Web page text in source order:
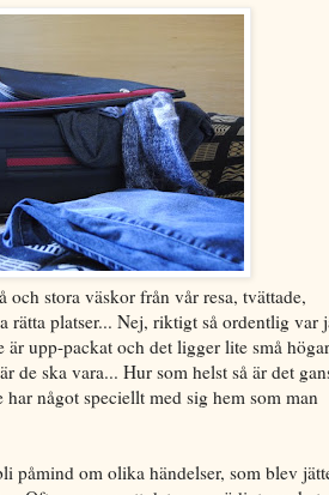
och stora väskor från vår resa, tvättade,
rätta platser... Nej, riktigt så ordentlig var
upp-packat och det ligger lite små
de ska vara... Hur som helst så är det
något speciellt med sig hem som man
påmind om olika händelser, som blev